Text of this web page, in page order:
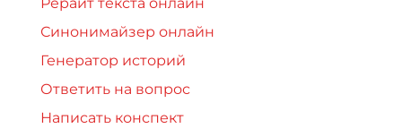
Синонимайзер онлайн
Генератор историй
Ответить на вопрос
Написать конспект